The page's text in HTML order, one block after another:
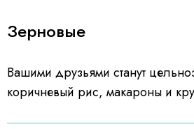
Зерновые
Вашими друзьями станут
коричневый рис, макароны и